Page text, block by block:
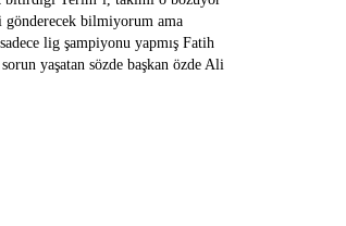
gönderecek bilmiyorum ama
lig şampiyonu yapmış Fatih
yaşatan sözde başkan özde Ali